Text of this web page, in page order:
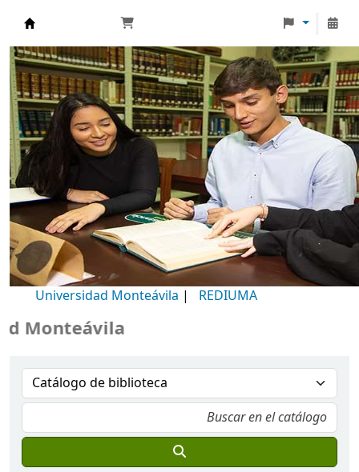
Biblioteca Universidad Monteávila
Universidad Monteávila | REDIUMA